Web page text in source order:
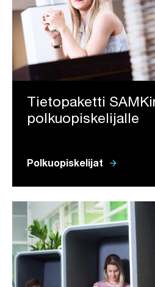
Tietopaketti
polkuopiskelijalle
Polkuopiskelijat arrow_forward